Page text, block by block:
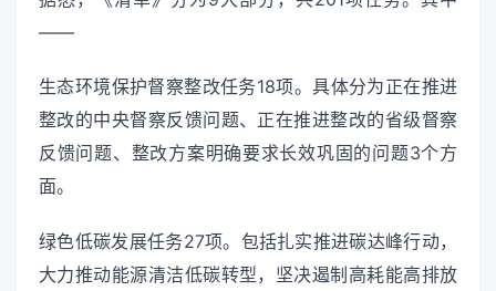
——
生态环境保护督察整改任务18项。具体分为正在推进
整改的中央督察反馈问题、正在推进整改的省级督察
反馈问题、整改方案明确要求长效巩固的问题3个方
面。
绿色低碳发展任务27项。包括扎实推进碳达峰行动，
大力推动能源清洁低碳转型，坚决遏制高耗能高排放